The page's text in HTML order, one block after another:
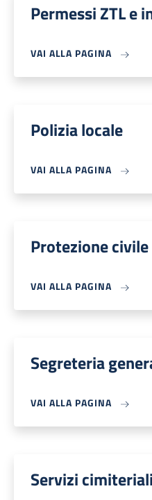
Permessi ZTL e
VAI ALLA PAGINA
Polizia locale
VAI ALLA PAGINA
Protezione
VAI ALLA PAGINA
Segreteria
VAI ALLA PAGINA
Servizi cimiteriali